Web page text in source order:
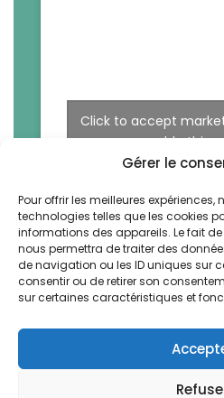
Gérer le
Pour offrir les meilleures expériences,
technologies telles que les cookies
informations des appareils. Le fait
nous permettra de traiter des
de navigation ou les ID uniques sur
consentir ou de retirer son
sur certaines caractéristiques et
Click to accept
enable this
La Bruyere by Vegetal.